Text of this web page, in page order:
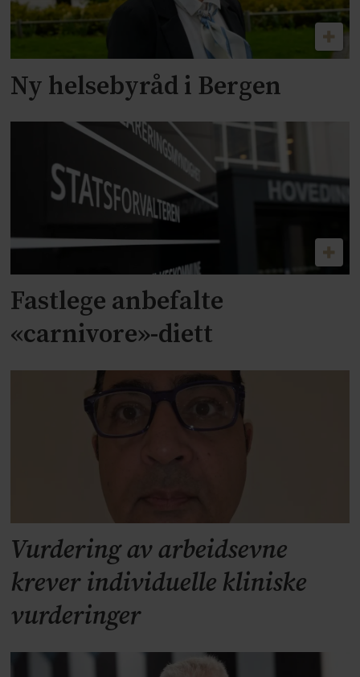
Ny helsebyråd i Bergen
Fastlege anbefalte
«carnivore»-diett
Vurdering av arbeidsevne
krever individuelle kliniske
vurderinger